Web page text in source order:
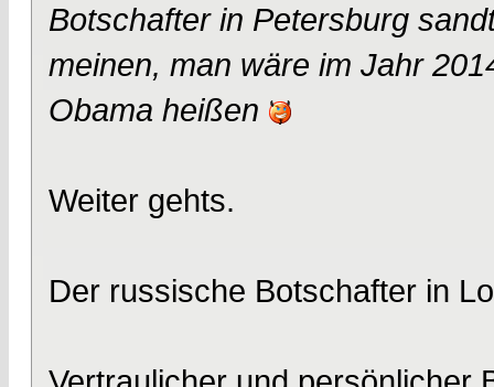
Botschafter in Petersburg
meinen, man wäre im Jahr
Obama heißen
Weiter gehts.
Der russische Botschafter in